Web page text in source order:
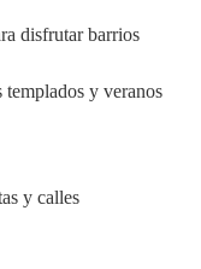
disfrutar barrios
y veranos
y calles